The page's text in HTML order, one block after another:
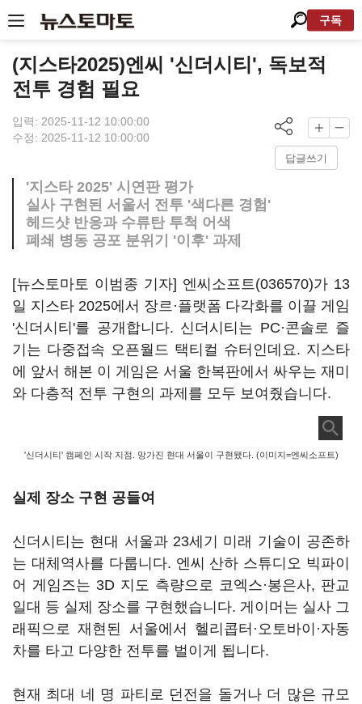
구독
(지스타2025)엔씨 '신더시티', 독보적
전투 경험 필요
입력: 2025-11-12 10:00:00
수정: 2025-11-12 10:00:00
답글쓰기
'지스타 2025' 시연판 평가
실사 구현된 서울서 전투 '색다른 경험'
헤드샷 반응과 수류탄 투척 어색
폐쇄 병동 공포 분위기 '이후' 과제
[뉴스토마토 이범종 기자] 엔씨소프트(036570)가 13
일 지스타 2025에서 장르·플랫폼 다각화를 이끌 게임
'신더시티'를 공개합니다. 신더시티는 PC·콘솔로 즐
기는 다중접속 오픈월드 택티컬 슈터인데요. 지스타
에 앞서 해본 이 게임은 서울 한복판에서 싸우는 재미
와 다층적 전투 구현의 과제를 모두 보여줬습니다.
'신더시티' 캠페인 시작 지점. 망가진 현대 서울이 구현됐다. (이미지=엔씨소프트)
실제 장소 구현 공들여
신더시티는 현대 서울과 23세기 미래 기술이 공존하
는 대체역사를 다룹니다. 엔씨 산하 스튜디오 빅파이
어 게임즈는 3D 지도 측량으로 코엑스·봉은사, 판교
일대 등 실제 장소를 구현했습니다. 게이머는 실사 그
래픽으로 재현된 서울에서 헬리콥터·오토바이·자동
차를 타고 다양한 전투를 벌이게 됩니다.
현재 최대 네 명 파티로 던전을 돌거나 더 많은 규모